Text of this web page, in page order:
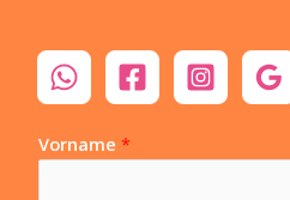
Vorname*